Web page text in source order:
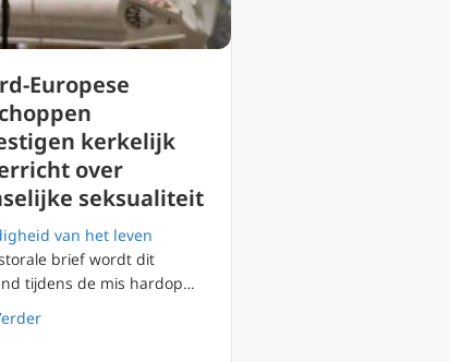
gaan terug naar Noorwegen
Europese
kerkelijk
over
seksualiteit
van het leven
brief wordt dit
tijdens de mis hardop…
about Noord-Europese bisschoppen bevestigen